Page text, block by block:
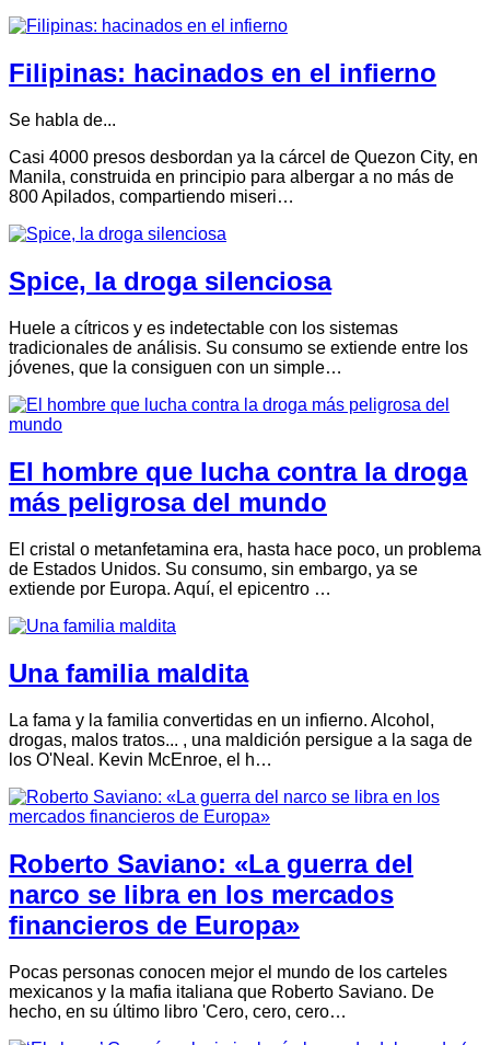
Filipinas: hacinados en el infierno
Se habla de...
Casi 4000 presos desbordan ya la cárcel de Quezon City, en
Manila, construida en principio para albergar a no más de
800 Apilados, compartiendo miseri…
Spice, la droga silenciosa
Huele a cítricos y es indetectable con los sistemas
tradicionales de análisis. Su consumo se extiende entre los
jóvenes, que la consiguen con un simple…
El hombre que lucha contra la droga
más peligrosa del mundo
El cristal o metanfetamina era, hasta hace poco, un problema
de Estados Unidos. Su consumo, sin embargo, ya se
extiende por Europa. Aquí, el epicentro …
Una familia maldita
La fama y la familia convertidas en un infierno. Alcohol,
drogas, malos tratos... , una maldición persigue a la saga de
los O'Neal. Kevin McEnroe, el h…
Roberto Saviano: «La guerra del
narco se libra en los mercados
financieros de Europa»
Pocas personas conocen mejor el mundo de los carteles
mexicanos y la mafia italiana que Roberto Saviano. De
hecho, en su último libro 'Cero, cero, cero…